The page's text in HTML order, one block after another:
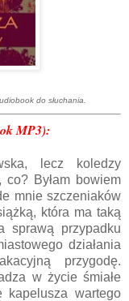
do słuchania.
MP3):
lecz koledzy
Byłam bowiem
mnie szczeniaków
która ma taką
sprawą przypadku
działania
przygodę.
w życie śmiałe
kapelusza wartego